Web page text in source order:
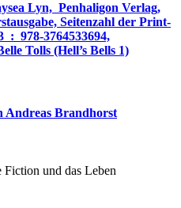
Lyn, ‎ Penhaligon Verlag,
Seitenzahl der Print-
the Belle Tolls (Hell’s Bells 1)
Andreas Brandhorst
und das Leben